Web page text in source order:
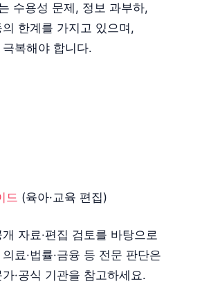
수용성 문제, 정보 과부하,
한계를 가지고 있으며,
복해야 합니다.
드 (육아·교육 편집)
자료·편집 검토를 바탕으로
료·법률·금융 등 전문 판단은
·공식 기관을 참고하세요.